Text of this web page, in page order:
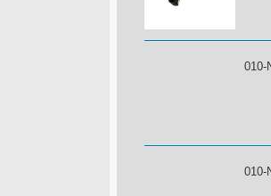
010-
010-